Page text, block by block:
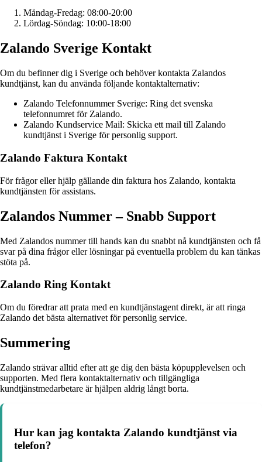
Måndag-Fredag: 08:00-20:00
Lördag-Söndag: 10:00-18:00
Zalando Sverige Kontakt
Om du befinner dig i Sverige och behöver kontakta Zalandos
kundtjänst, kan du använda följande kontaktalternativ:
Zalando Telefonnummer Sverige: Ring det svenska
telefonnumret för Zalando.
Zalando Kundservice Mail: Skicka ett mail till Zalando
kundtjänst i Sverige för personlig support.
Zalando Faktura Kontakt
För frågor eller hjälp gällande din faktura hos Zalando, kontakta
kundtjänsten för assistans.
Zalandos Nummer – Snabb Support
Med Zalandos nummer till hands kan du snabbt nå kundtjänsten och få
svar på dina frågor eller lösningar på eventuella problem du kan tänkas
stöta på.
Zalando Ring Kontakt
Om du föredrar att prata med en kundtjänstagent direkt, är att ringa
Zalando det bästa alternativet för personlig service.
Summering
Zalando strävar alltid efter att ge dig den bästa köpupplevelsen och
supporten. Med flera kontaktalternativ och tillgängliga
kundtjänstmedarbetare är hjälpen aldrig långt borta.
Hur kan jag kontakta Zalando kundtjänst via
telefon?